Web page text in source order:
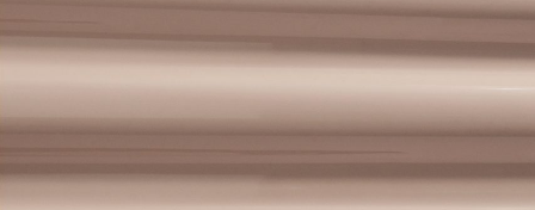
Welcome